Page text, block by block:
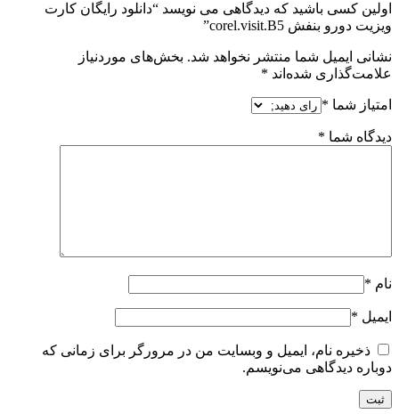
اولین کسی باشید که دیدگاهی می نویسد “دانلود رایگان کارت
ویزیت دورو بنفش corel.visit.B5”
نشانی ایمیل شما منتشر نخواهد شد. بخش‌های موردنیاز
علامت‌گذاری شده‌اند *
امتیاز شما *
دیدگاه شما *
نام *
ایمیل *
ذخیره نام، ایمیل و وبسایت من در مرورگر برای زمانی که
دوباره دیدگاهی می‌نویسم.